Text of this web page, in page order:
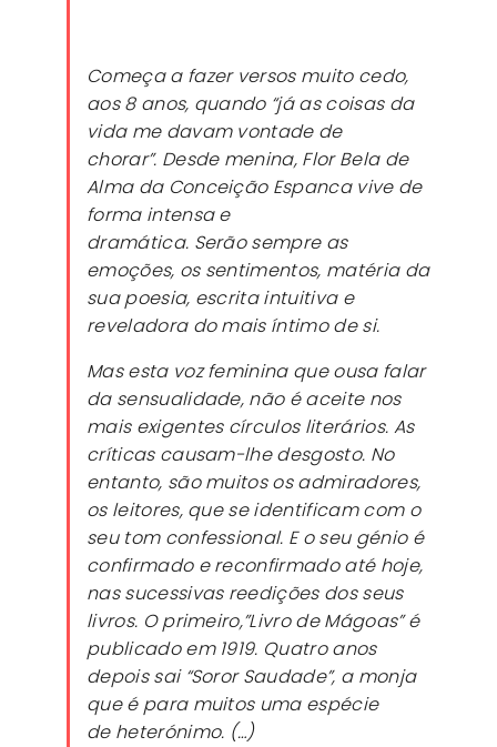
Começa a fazer versos muito cedo,
aos 8 anos, quando “já as coisas da
vida me davam vontade de
chorar”. Desde menina, Flor Bela de
Alma da Conceição Espanca vive de
forma intensa e
dramática. Serão sempre as
emoções, os sentimentos, matéria da
sua poesia, escrita intuitiva e
reveladora do mais íntimo de si.
Mas esta voz feminina que ousa falar
da sensualidade, não é aceite nos
mais exigentes círculos literários. As
críticas causam-lhe desgosto. No
entanto, são muitos os admiradores,
os leitores, que se identificam com o
seu tom confessional. E o seu génio é
confirmado e reconfirmado até hoje,
nas sucessivas reedições dos seus
livros. O primeiro,”Livro de Mágoas” é
publicado em 1919. Quatro anos
depois sai “Soror Saudade”, a monja
que é para muitos uma espécie
de heterónimo. (…)